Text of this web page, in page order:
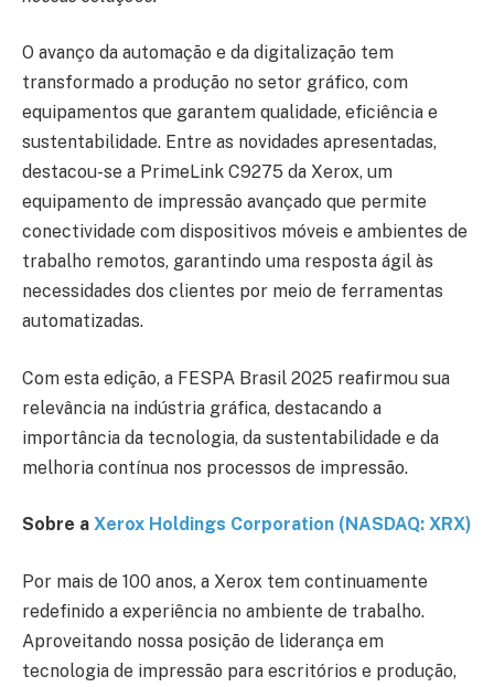
O avanço da automação e da digitalização tem
transformado a produção no setor gráfico, com
equipamentos que garantem qualidade, eficiência e
sustentabilidade. Entre as novidades apresentadas,
destacou-se a PrimeLink C9275 da Xerox, um
equipamento de impressão avançado que permite
conectividade com dispositivos móveis e ambientes de
trabalho remotos, garantindo uma resposta ágil às
necessidades dos clientes por meio de ferramentas
automatizadas.
Com esta edição, a FESPA Brasil 2025 reafirmou sua
relevância na indústria gráfica, destacando a
importância da tecnologia, da sustentabilidade e da
melhoria contínua nos processos de impressão.
Sobre a Xerox Holdings Corporation (NASDAQ: XRX)
Por mais de 100 anos, a Xerox tem continuamente
redefinido a experiência no ambiente de trabalho.
Aproveitando nossa posição de liderança em
tecnologia de impressão para escritórios e produção,